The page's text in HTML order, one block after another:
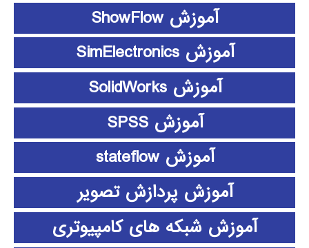
آموزش ShowFlow
آموزش SimElectronics
آموزش SolidWorks
آموزش SPSS
آموزش stateflow
آموزش پردازش تصویر
آموزش شبکه های کامپیوتری